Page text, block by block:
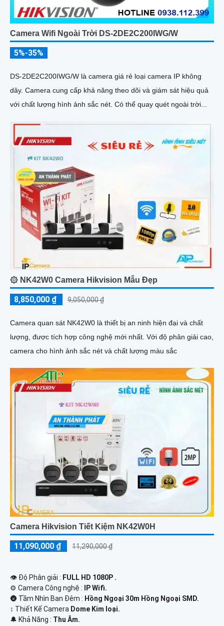
Camera Wifi Ngoài Trời DS-2DE2C200IWG/W
5%-35%
DS-2DE2C200IWG/W là camera giá rẻ loại camera IP không
dây. Camera cung cấp khả năng theo dõi và giám sát hiệu quả
với chất lượng hình ảnh sắc nét. Có thể quay quét ngoài trời...
۞ NK42W0 Camera Hikvision Mẫu Đẹp
8,850,000 ₫ 9,050,000 ₫
Camera quan sát NK42W0 là thiết bị an ninh hiện đại và chất
lượng, được tích hợp công nghệ mới nhất. Với độ phân giải cao,
camera cho hình ảnh sắc nét và chất lượng màu sắc
Camera Hikvision Tiết Kiệm NK42W0H
11,090,000 ₫ 11,290,000 ₫
👁 Độ Phân giải : FULL HD 1080P .
⚙ Camera Công nghệ :
IP Wifi.
🌚 Tầm Nhìn Ban Đêm : Hồng Ngoại 30m Hồng Ngoại SMD.
↕️ Thiết Kế Camera Dome Kim loại.
️🔔 Khả Năng : Thu Âm.